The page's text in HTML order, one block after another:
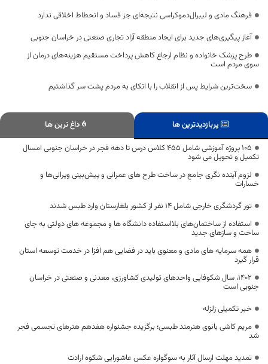
فرهنگ مادی و لیبرال‌دموکراسی نتیجه‌ای جز فساد و انحطاط اخلاقی ندارد
آغاز پیگیری‌های جدید برای ایجاد منطقه آزاد تجاری صنعتی در خراسان جنوبی
طرح پزشک خانواده و نظام ارجاع کاهش پرداخت مستقیم هزینه‌های درمان از
سوی مردم است
سخت‌ترین شرایط پس از انقلاب را با اتکای به مردم پشت سر گذاشتیم
پربازدیدترین ها
داغ ترین ها
۱۰۵ پروژه آموزشی شامل ۴۵۵ کلاس درس تا دهه فجر در خراسان جنوبی امسال
تکمیل و تحویل می شود
لزوم آینده نگری جامع در ساخت طرح های عمرانی و پیش‌بینی ویرانی‌ها و
خسارات
تور گردشگری خارجی شامل ۱۴ نفر از کشور بلغارستان وارد طبس شدند
استفاده از ساختمان‌های بلااستفاده دانشگاه ها و مجموعه های دولتی به جای
ساخت و سازهای جدید
همه سرمایه های مادی و معنوی باید در فضایی هم افزا در خدمت توسعه استان
قرار گیرد
۱۴۰۲، سال شکوفایی واحدهای تولیدی کشاورزی، معدنی و صنعتی در خراسان
جنوبی است
خبر تکمیلی زلزله
مریم کاشی بانوی هنرمند طبسی؛ برگزیده جشنواره هفدهم هنرهای تجسمی فجر
شد
تمدید مهلت ارسال آثار به سوگواره عکس عاشورایی شکوه ارادت